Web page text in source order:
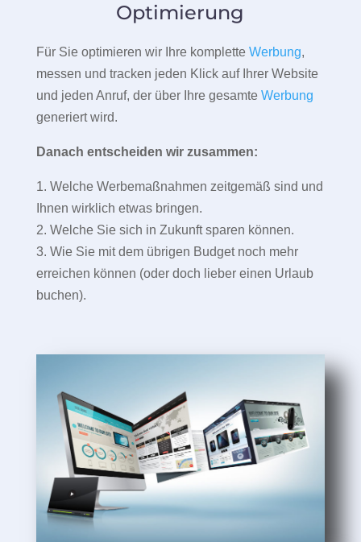
Optimierung
Für Sie optimieren wir Ihre komplette Werbung,
messen und tracken jeden Klick auf Ihrer Website
und jeden Anruf, der über Ihre gesamte Werbung
generiert wird.
Danach entscheiden wir zusammen:
1. Welche Werbemaßnahmen zeitgemäß sind und
Ihnen wirklich etwas bringen.
2. Welche Sie sich in Zukunft sparen können.
3. Wie Sie mit dem übrigen Budget noch mehr
erreichen können (oder doch lieber einen Urlaub
buchen).